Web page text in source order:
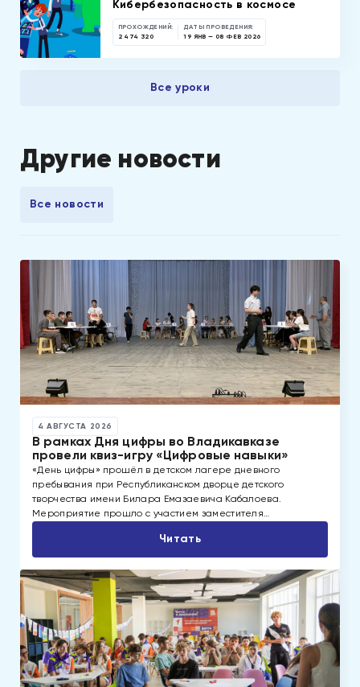
Кибербезопасность в космосе
ПРОХОЖДЕНИЙ:
2 474 320
ДАТЫ ПРОВЕДЕНИЯ:
19 ЯНВ — 08 ФЕВ 2026
Все уроки
Другие новости
Все новости
4 АВГУСТА 2026
В рамках Дня цифры во Владикавказе
провели квиз-игру «Цифровые навыки»
«День цифры» прошёл в детском лагере дневного
пребывания при Республиканском дворце детского
творчества имени Билара Емазаевича Кабалоева.
Мероприятие прошло с участием заместителя…
Читать